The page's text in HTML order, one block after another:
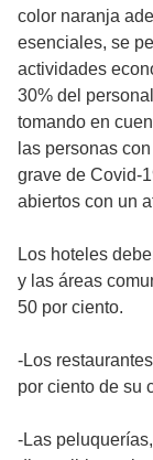
color naranja
esenciales, se
actividades
30% del
tomando en
las personas
grave de Covid-
abiertos con un
Los hoteles
y las áreas
50 por ciento.
-Los
por ciento de su
-Las